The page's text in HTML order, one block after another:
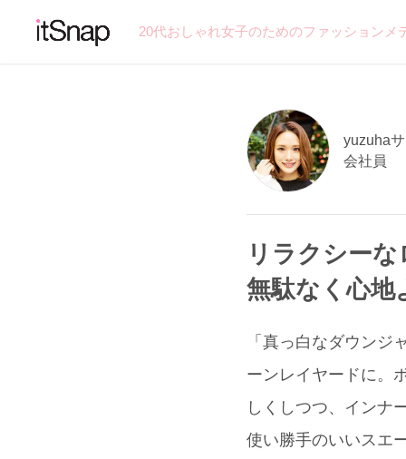
20代おしゃれ女子のためのファッション
yuzuha
会社員
リラクシー
無駄なく心地
「真っ白なダウン
ーンレイヤードに。
しくしつつ、インナ
使い勝手のいいスエ